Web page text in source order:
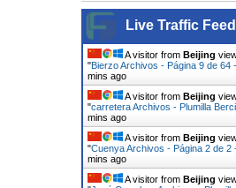
Live Traffic Feed
A visitor from Beijing
"Bierzo Archivos - Página 9 de 64
mins ago
A visitor from Beijing
"carretera Archivos - Plumilla
mins ago
A visitor from Beijing
"Cuenya Archivos - Página 2 de 2
mins ago
A visitor from Beijing